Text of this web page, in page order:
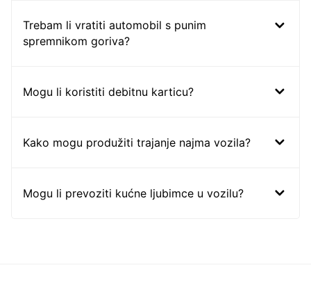
Trebam li vratiti automobil s punim
spremnikom goriva?
Mogu li koristiti debitnu karticu?
Kako mogu produžiti trajanje najma vozila?
Mogu li prevoziti kućne ljubimce u vozilu?